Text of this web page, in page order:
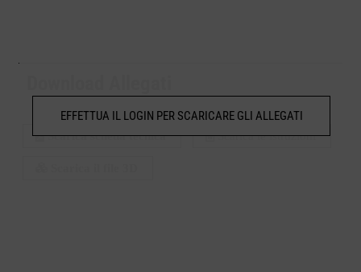
Scarica scheda tecnica Scarica le istruzioni
EFFETTUA IL LOGIN PER SCARICARE GLI ALLEGATI